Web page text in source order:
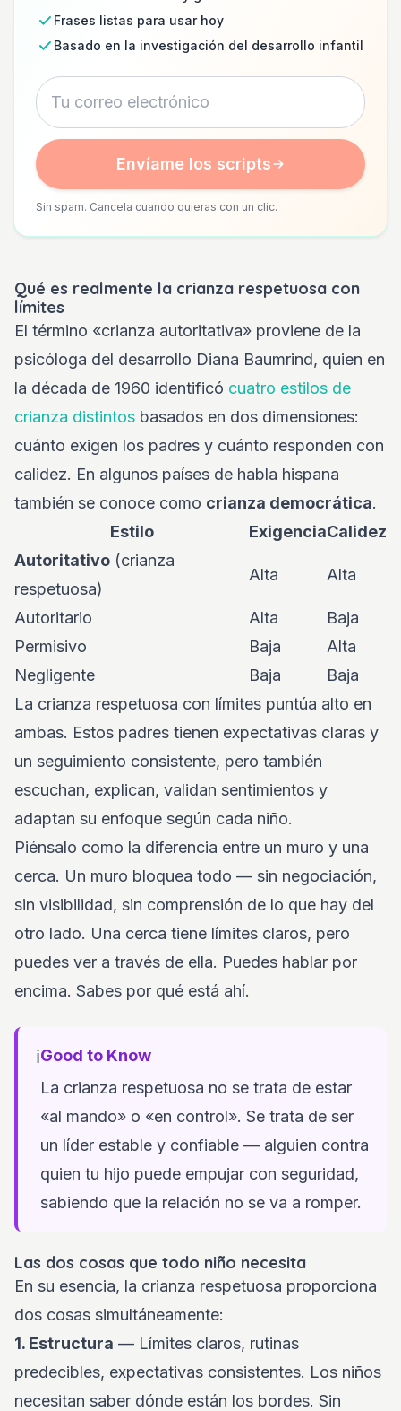
Frases listas para usar hoy
Basado en la investigación del desarrollo infantil
Envíame los scripts
Sin spam. Cancela cuando quieras con un clic.
Qué es realmente la crianza respetuosa con
límites
El término «crianza autoritativa» proviene de la
psicóloga del desarrollo Diana Baumrind, quien en
la década de 1960 identificó cuatro estilos de
crianza distintos basados en dos dimensiones:
cuánto exigen los padres y cuánto responden con
calidez. En algunos países de habla hispana
también se conoce como crianza democrática.
Estilo
ExigenciaCalidez
Autoritativo (crianza
respetuosa)
Alta Alta
Autoritario Alta
Baja
Permisivo
Baja
Alta
Negligente
Baja
Baja
La crianza respetuosa con límites puntúa alto en
ambas. Estos padres tienen expectativas claras y
un seguimiento consistente, pero también
escuchan, explican, validan sentimientos y
adaptan su enfoque según cada niño.
Piénsalo como la diferencia entre un muro y una
cerca. Un muro bloquea todo — sin negociación,
sin visibilidad, sin comprensión de lo que hay del
otro lado. Una cerca tiene límites claros, pero
puedes ver a través de ella. Puedes hablar por
encima. Sabes por qué está ahí.
ℹ️Good to Know
La crianza respetuosa no se trata de estar
«al mando» o «en control». Se trata de ser
un líder estable y confiable — alguien contra
quien tu hijo puede empujar con seguridad,
sabiendo que la relación no se va a romper.
Las dos cosas que todo niño necesita
En su esencia, la crianza respetuosa proporciona
dos cosas simultáneamente:
1. Estructura — Límites claros, rutinas
predecibles, expectativas consistentes. Los niños
necesitan saber dónde están los bordes. Sin